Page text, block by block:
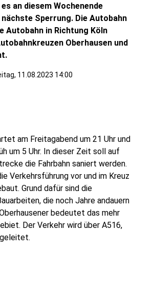
an diesem Wochenende
nächste Sperrung. Die Autobahn
Autobahn in Richtung Köln
Oberhausen und
11.08.2023 14:00
am Freitagabend um 21 Uhr und
um 5 Uhr. In dieser Zeit soll auf
die Fahrbahn saniert werden.
Verkehrsführung vor und im Kreuz
Grund dafür sind die
die noch Jahre andauern
bedeutet das mehr
Der Verkehr wird über A516,